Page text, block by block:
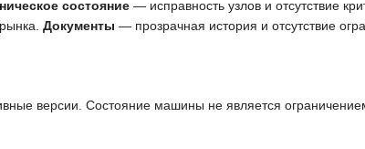
состояние — исправность узлов и отсутствие
Документы — прозрачная история и отсутствие
версии. Состояние машины не является